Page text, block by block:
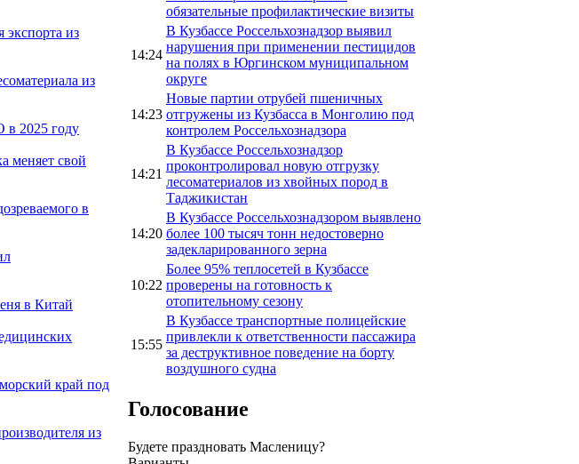
экспорта из
из
в 2025 году
меняет свой
в
в Китай
край под
из
обязательные профилактические визиты
14:24
В Кузбассе Россельхознадзор выявил
нарушения при применении пестицидов
на полях в Юргинском муниципальном
округе
14:23
Новые партии отрубей пшеничных
отгружены из Кузбасса в Монголию под
контролем Россельхознадзора
14:21
В Кузбассе Россельхознадзор
проконтролировал новую отгрузку
лесоматериалов из хвойных пород в
Таджикистан
14:20
В Кузбассе Россельхознадзором выявлено
более 100 тысяч тонн недостоверно
задекларированного зерна
10:22
Более 95% теплосетей в Кузбассе
проверены на готовность к
отопительному сезону
15:55
В Кузбассе транспортные полицейские
привлекли к ответственности пассажира
за деструктивное поведение на борту
воздушного судна
Голосование
Будете праздновать Масленицу?